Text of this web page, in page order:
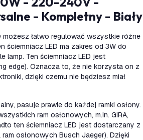
- Kompletny - Biały
możesz łatwo regulować wszystkie różne
ściemniacz LED ma zakres od 3W do
lamp. Ten ściemniacz LED jest
edge). Oznacza to, że nie korzysta on z
dzięki czemu nie będziesz miał
pasuje prawie do każdej ramki osłony.
ram osłonowych, m.in. GIRA,
ten ściemniacz LED jest dostarczany z
osłonowych Busch Jaeger). Dzięki